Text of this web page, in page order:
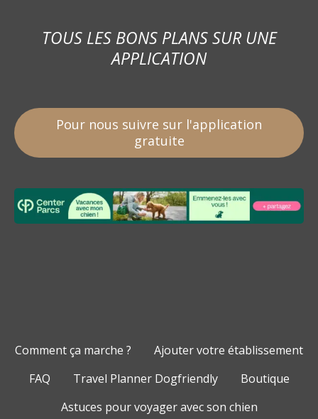
TOUS LES BONS PLANS SUR UNE
APPLICATION
Pour nous suivre sur l'application
gratuite
Comment ça marche ?
Ajouter votre établissement
FAQ
Travel Planner Dogfriendly
Boutique
Astuces pour voyager avec son chien